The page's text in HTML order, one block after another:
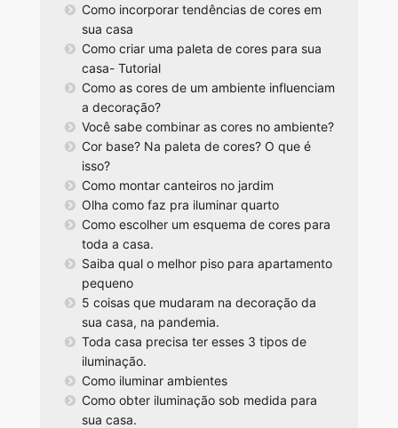
Como incorporar tendências de cores em
sua casa
Como criar uma paleta de cores para sua
casa- Tutorial
Como as cores de um ambiente influenciam
a decoração?
Você sabe combinar as cores no ambiente?
Cor base? Na paleta de cores? O que é
isso?
Como montar canteiros no jardim
Olha como faz pra iluminar quarto
Como escolher um esquema de cores para
toda a casa.
Saiba qual o melhor piso para apartamento
pequeno
5 coisas que mudaram na decoração da
sua casa, na pandemia.
Toda casa precisa ter esses 3 tipos de
iluminação.
Como iluminar ambientes
Como obter iluminação sob medida para
sua casa.